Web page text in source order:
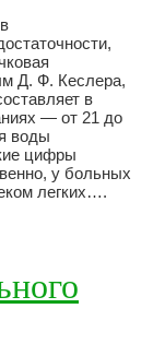
Д. Ф. Кеслера,
в
— от 21 до
воды
цифры
у больных
легких….